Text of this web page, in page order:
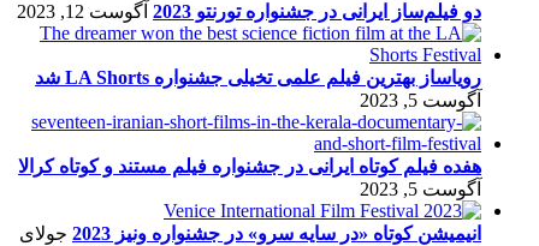
دو فیلم‌ساز ایرانی در جشنواره تورنتو 2023 آگوست 12, 2023
رویاساز بهترین فیلم علمی تخیلی جشنواره LA Shorts شد
آگوست 5, 2023
هفده فیلم کوتاه ایرانی در جشنواره فیلم مستند و کوتاه کرالا
آگوست 5, 2023
انیمیشن کوتاه «در سایه سرو» در جشنواره ونیز 2023
جولای